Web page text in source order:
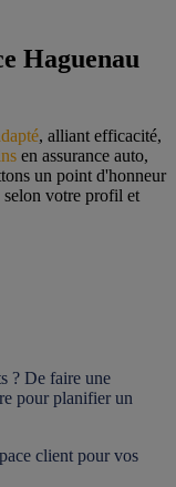
Haguenau
, alliant efficacité,
en assurance auto,
un point d'honneur
selon votre profil et
? De faire une
pour planifier un
client pour vos